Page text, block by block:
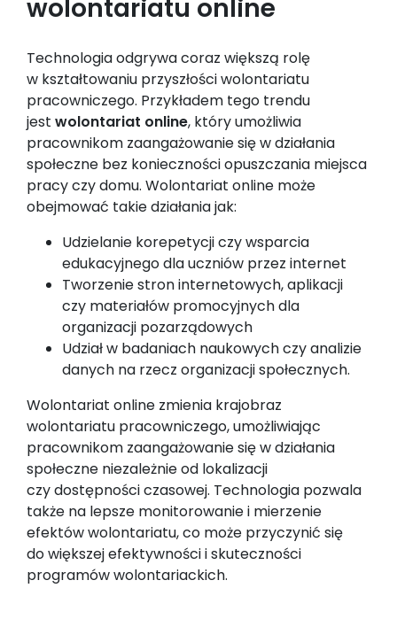
wolontariatu online
Technologia odgrywa coraz większą rolę
w kształtowaniu przyszłości wolontariatu
pracowniczego. Przykładem tego trendu
jest wolontariat online, który umożliwia
pracownikom zaangażowanie się w działania
społeczne bez konieczności opuszczania miejsca
pracy czy domu. Wolontariat online może
obejmować takie działania jak:
Udzielanie korepetycji czy wsparcia
edukacyjnego dla uczniów przez internet
Tworzenie stron internetowych, aplikacji
czy materiałów promocyjnych dla
organizacji pozarządowych
Udział w badaniach naukowych czy analizie
danych na rzecz organizacji społecznych.
Wolontariat online zmienia krajobraz
wolontariatu pracowniczego, umożliwiając
pracownikom zaangażowanie się w działania
społeczne niezależnie od lokalizacji
czy dostępności czasowej. Technologia pozwala
także na lepsze monitorowanie i mierzenie
efektów wolontariatu, co może przyczynić się
do większej efektywności i skuteczności
programów wolontariackich.